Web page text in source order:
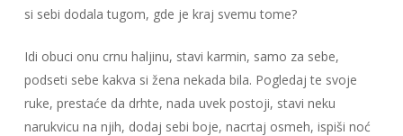
si sebi dodala tugom, gde je kraj svemu tome?
Idi obuci onu crnu haljinu, stavi karmin, samo za sebe,
podseti sebe kakva si žena nekada bila. Pogledaj te svoje
ruke, prestaće da drhte, nada uvek postoji, stavi neku
narukvicu na njih, dodaj sebi boje, nacrtaj osmeh, ispiši noć